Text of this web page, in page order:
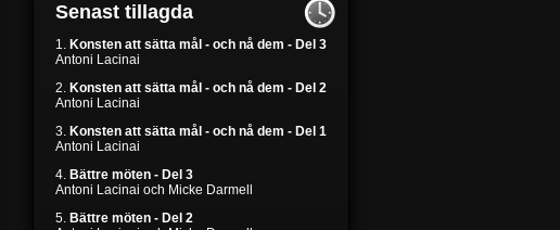
Senast tillagda
1. Konsten att sätta mål - och nå dem - Del 3
Antoni Lacinai
2. Konsten att sätta mål - och nå dem - Del 2
Antoni Lacinai
3. Konsten att sätta mål - och nå dem - Del 1
Antoni Lacinai
4. Bättre möten - Del 3
Antoni Lacinai och Micke Darmell
5. Bättre möten - Del 2